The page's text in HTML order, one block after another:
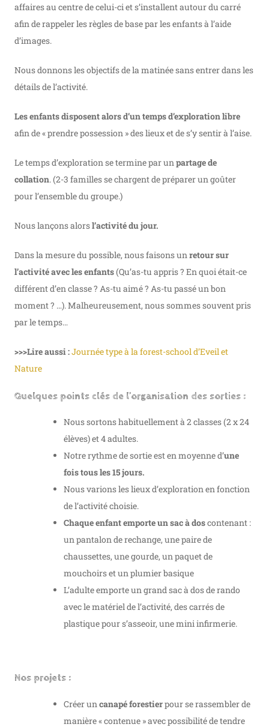
affaires au centre de celui-ci et s’installent autour du carré
afin de rappeler les règles de base par les enfants à l’aide
d’images.
Nous donnons les objectifs de la matinée sans entrer dans les
détails de l’activité.
Les enfants disposent alors d’un temps d’exploration libre
afin de « prendre possession » des lieux et de s’y sentir à l’aise.
Le temps d’exploration se termine par un partage de
collation. (2-3 familles se chargent de préparer un goûter
pour l’ensemble du groupe.)
Nous lançons alorsl’activité du jour.
Dans la mesure du possible, nous faisons un retour sur
l’activité avec les enfants(Qu’as-tu appris ? En quoi était-ce
différent d’en classe ? As-tu aimé ? As-tu passé un bon
moment ? …). Malheureusement, nous sommes souvent pris
par le temps…
>>>Lire aussi :Journée type à la forest-school d’Eveil et
Nature
Quelques points clés de l’organisation des sorties :
Nous sortons habituellement à 2 classes (2 x 24
élèves) et 4 adultes.
Notre rythme de sortie est en moyenne d’une
fois tous les 15 jours.
Nous varions les lieux d’exploration en fonction
de l’activité choisie.
Chaque enfant emporte un sac à doscontenant :
un pantalon de rechange, une paire de
chaussettes, une gourde, un paquet de
mouchoirs et un plumier basique
L’adulte emporte un grand sac à dos de rando
avec le matériel de l’activité, des carrés de
plastique pour s’asseoir, une mini infirmerie.
Nos projets :
Créer un canapé forestierpour se rassembler de
manière « contenue » avec possibilité de tendre